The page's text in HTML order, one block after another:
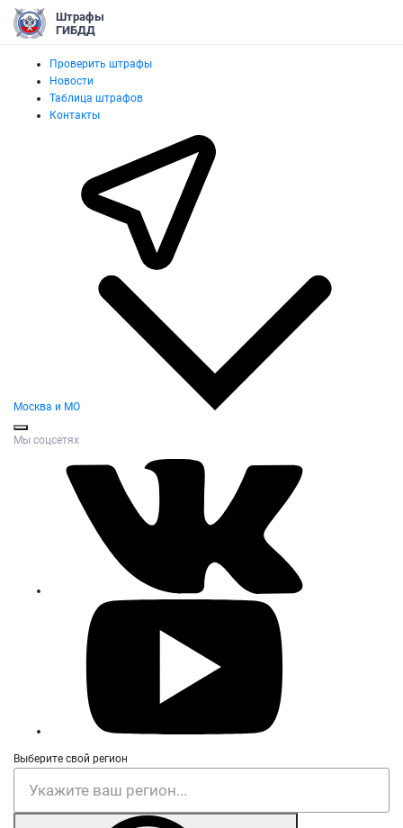
Штрафы
ГИБДД
Проверить штрафы
Новости
Таблица штрафов
Контакты
Москва и МО
Мы соцсетях
Выберите свой регион